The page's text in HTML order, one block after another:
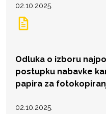
02.10.2025.
Odluka o izboru
postupku nabavke
papira za
02.10.2025.